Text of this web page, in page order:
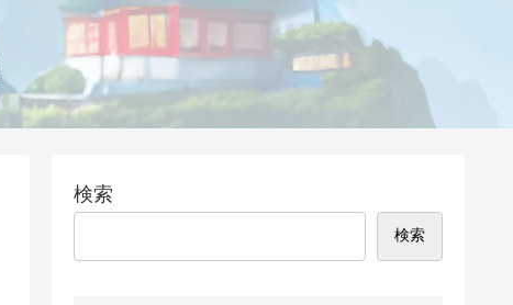
検索
検索